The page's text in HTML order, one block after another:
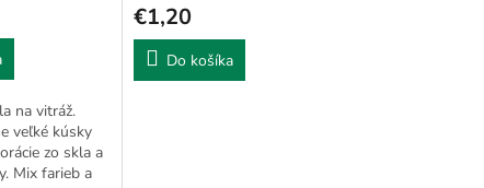
na vitráž.
veľké kúsky
zo skla a
Mix farieb a
€1,20
Do košíka